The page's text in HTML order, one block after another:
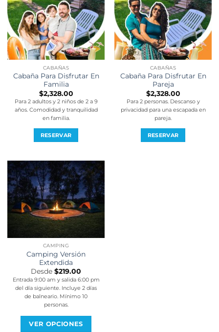
CABAÑAS
Cabaña Para Disfrutar En
Familia
$2,328.00
Para 2 adultos y 2 niños de 2 a 9
años. Comodidad y tranquilidad
en familia.
RESERVAR
CABAÑAS
Cabaña Para Disfrutar En
Pareja
$2,328.00
Para 2 personas. Descanso y
privacidad para una escapada en
pareja.
RESERVAR
CAMPING
Camping Versión
Extendida
Desde $219.00
Entrada 9:00 am y salida 6:00 pm
del día siguiente. Incluye 2 días
de balneario. Mínimo 10
personas.
VER OPCIONES